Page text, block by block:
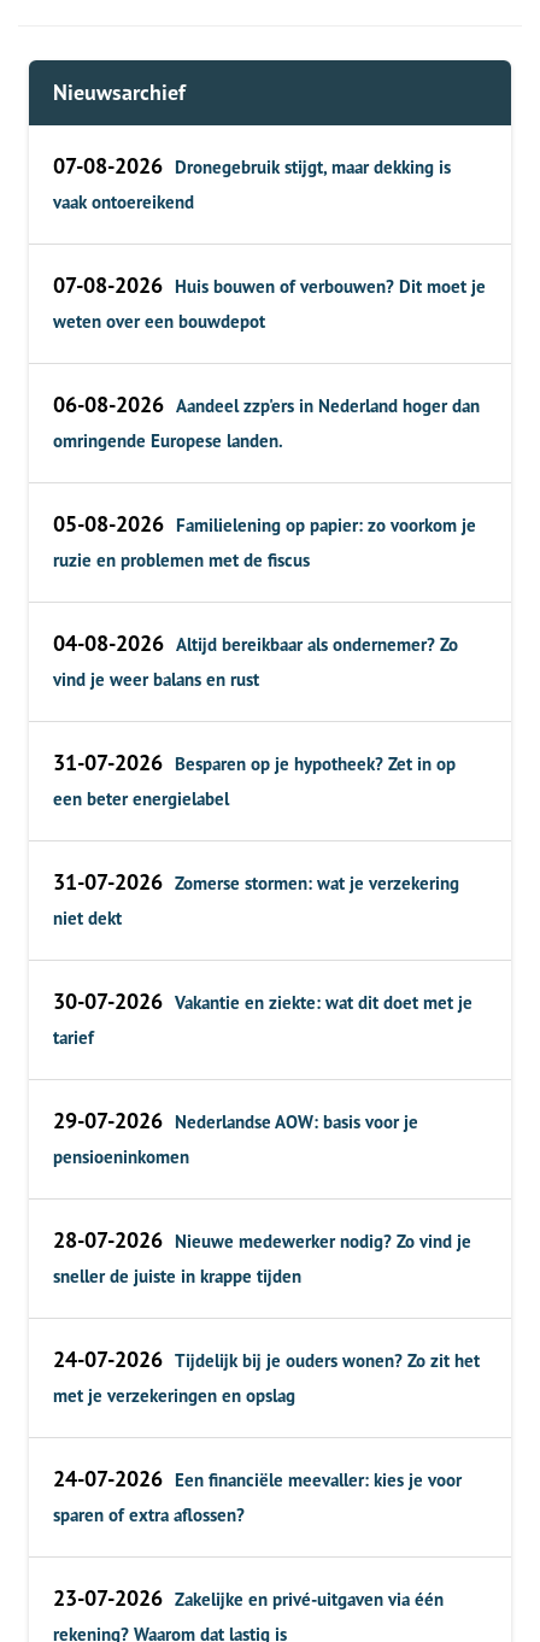
Nieuwsarchief
07-08-2026 Dronegebruik stijgt, maar dekking is
vaak ontoereikend
07-08-2026 Huis bouwen of verbouwen? Dit moet je
weten over een bouwdepot
06-08-2026 Aandeel zzp'ers in Nederland hoger dan
omringende Europese landen.
05-08-2026 Familielening op papier: zo voorkom je
ruzie en problemen met de fiscus
04-08-2026 Altijd bereikbaar als ondernemer? Zo
vind je weer balans en rust
31-07-2026 Besparen op je hypotheek? Zet in op
een beter energielabel
31-07-2026 Zomerse stormen: wat je verzekering
niet dekt
30-07-2026 Vakantie en ziekte: wat dit doet met je
tarief
29-07-2026 Nederlandse AOW: basis voor je
pensioeninkomen
28-07-2026 Nieuwe medewerker nodig? Zo vind je
sneller de juiste in krappe tijden
24-07-2026 Tijdelijk bij je ouders wonen? Zo zit het
met je verzekeringen en opslag
24-07-2026 Een financiële meevaller: kies je voor
sparen of extra aflossen?
23-07-2026 Zakelijke en privé-uitgaven via één
rekening? Waarom dat lastig is